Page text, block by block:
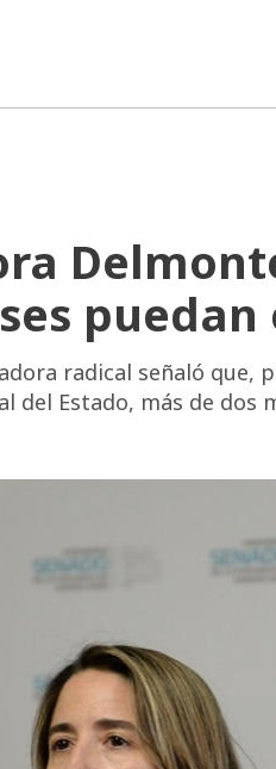
radical señaló que,
del Estado, más de